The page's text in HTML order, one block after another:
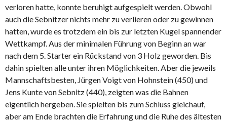
verloren hatte, konnte beruhigt aufgespielt werden. Obwohl
auch die Sebnitzer nichts mehr zu verlieren oder zu gewinnen
hatten, wurde es trotzdem ein bis zur letzten Kugel spannender
Wettkampf. Aus der minimalen Führung von Beginn an war
nach dem 5. Starter ein Rückstand von 3 Holz geworden. Bis
dahin spielten alle unter ihren Möglichkeiten. Aber die jeweils
Mannschaftsbesten, Jürgen Voigt von Hohnstein (450) und
Jens Kunte von Sebnitz (440), zeigten was die Bahnen
eigentlich hergeben. Sie spielten bis zum Schluss gleichauf,
aber am Ende brachten die Erfahrung und die Ruhe des ältesten